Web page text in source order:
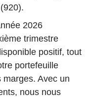
2026
trimestre
positif, tout
portefeuille
Avec un
nous nous